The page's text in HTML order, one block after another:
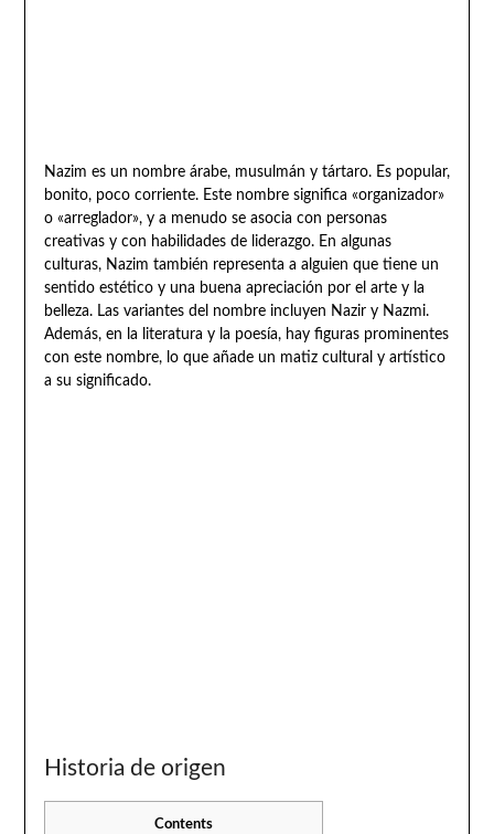
Nazim es un nombre árabe, musulmán y tártaro. Es popular,
bonito, poco corriente. Este nombre significa «organizador»
o «arreglador», y a menudo se asocia con personas
creativas y con habilidades de liderazgo. En algunas
culturas, Nazim también representa a alguien que tiene un
sentido estético y una buena apreciación por el arte y la
belleza. Las variantes del nombre incluyen Nazir y Nazmi.
Además, en la literatura y la poesía, hay figuras prominentes
con este nombre, lo que añade un matiz cultural y artístico
a su significado.
Historia de origen
Contents